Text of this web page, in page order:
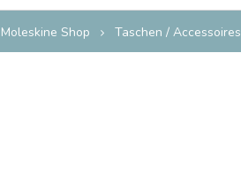
Moleskine Shop Taschen / Accessoires